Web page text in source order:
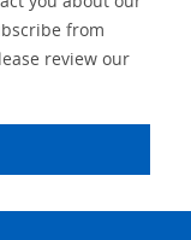
from
review our